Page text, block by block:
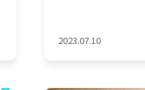
2023.07.10